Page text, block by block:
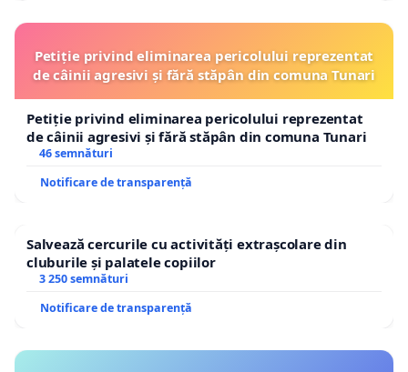
Petiție privind eliminarea pericolului reprezentat
de câinii agresivi și fără stăpân din comuna Tunari
Petiție privind eliminarea pericolului reprezentat
de câinii agresivi și fără stăpân din comuna Tunari
46 semnături
Notificare de transparență
Salvează cercurile cu activități extrașcolare din
cluburile și palatele copiilor
3 250 semnături
Notificare de transparență